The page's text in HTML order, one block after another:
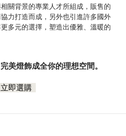
關背景的專業人才所組成，販售的
力打造而成，另外也引進許多國外
多元的選擇，塑造出優雅、溫暖的
美燈飾成全你的理想空間。
立即選購